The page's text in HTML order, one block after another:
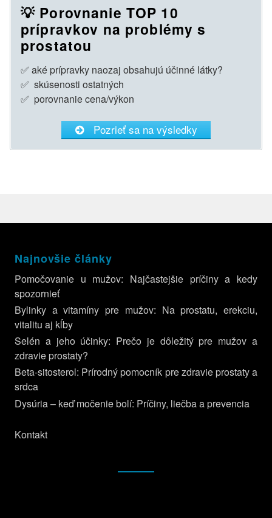
💡 Porovnanie TOP 10
prípravkov na problémy s
prostatou
✅ aké prípravky naozaj obsahujú účinné látky?
✅ skúsenosti ostatných
✅ porovnanie cena/výkon
Pozrieť sa na výsledky
Najnovšie články
Pomočovanie u mužov: Najčastejšie príčiny a kedy
spozornieť
Bylinky a vitamíny pre mužov: Na prostatu, erekciu,
vitalitu aj kĺby
Selén a jeho účinky: Prečo je dôležitý pre mužov a
zdravie prostaty?
Beta-sitosterol: Prírodný pomocník pre zdravie prostaty a
srdca
Dysúria – keď močenie bolí: Príčiny, liečba a prevencia
Kontakt